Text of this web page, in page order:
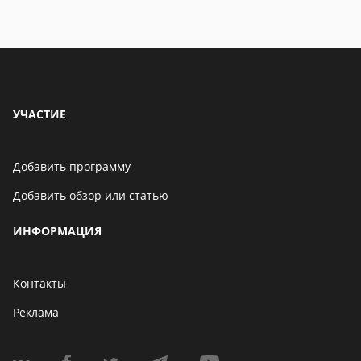
Бенчмарк AnTuTu
06 мая 2021
УЧАСТИЕ
Добавить программу
Добавить обзор или статью
ИНФОРМАЦИЯ
Контакты
Реклама